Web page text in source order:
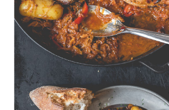
Geschmorte Hähnchenschenkel auf
Kartoffeln